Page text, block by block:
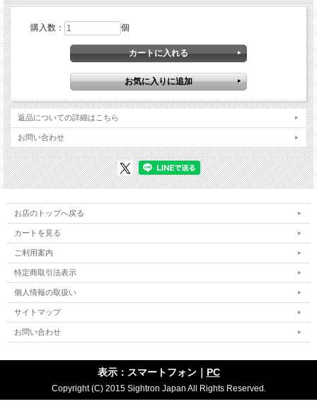
購入数： 個
返品についての詳細はこちら
お問い合わせ
お店のトップへ戻る
カートを見る
ご利用案内
特定商取引法表示
個人情報の取扱い
サイトマップ
お問い合わせ
表示：スマートフォン｜ PC
Copyright (C) 2015 Sightron Japan All Rights Reserved.